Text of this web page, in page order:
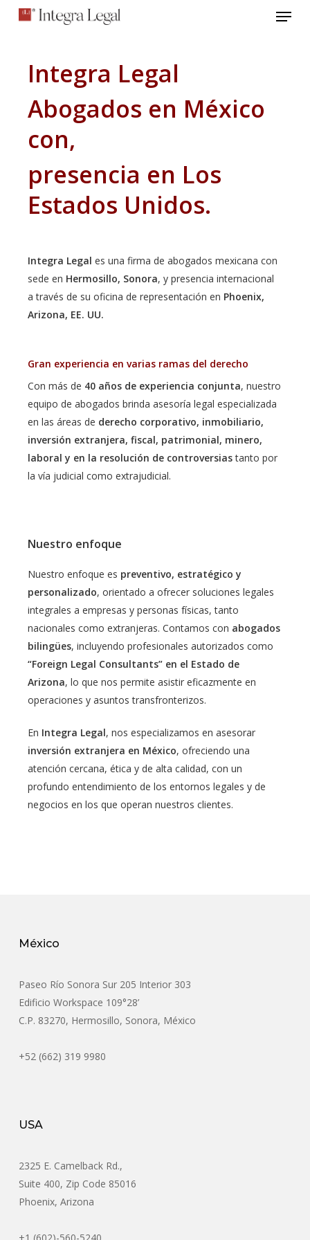
content
Menu
Integra Legal
Abogados en México
con,
presencia en Los
Estados Unidos.
Integra Legal es una firma de abogados mexicana con
sede en Hermosillo, Sonora, y presencia internacional
a través de su oficina de representación en Phoenix,
Arizona, EE. UU.
Gran experiencia en varias ramas del derecho
Con más de 40 años de experiencia conjunta, nuestro
equipo de abogados brinda asesoría legal especializada
en las áreas de derecho corporativo, inmobiliario,
inversión extranjera, fiscal, patrimonial, minero,
laboral y en la resolución de controversiastanto por
la vía judicial como extrajudicial.
Nuestro enfoque
Nuestro enfoque es preventivo, estratégico y
personalizado, orientado a ofrecer soluciones legales
integrales a empresas y personas físicas, tanto
nacionales como extranjeras. Contamos con abogados
bilingües, incluyendo profesionales autorizados como
“Foreign Legal Consultants” en el Estado de
Arizona, lo que nos permite asistir eficazmente en
operaciones y asuntos transfronterizos.
En Integra Legal, nos especializamos en asesorar
inversión extranjera en México, ofreciendo una
atención cercana, ética y de alta calidad, con un
profundo entendimiento de los entornos legales y de
negocios en los que operan nuestros clientes.
México
Paseo Río Sonora Sur 205 Interior 303
Edificio Workspace 109°28’
C.P. 83270, Hermosillo, Sonora, México
+52 (662) 319 9980
USA
2325 E. Camelback Rd.,
Suite 400, Zip Code 85016
Phoenix, Arizona